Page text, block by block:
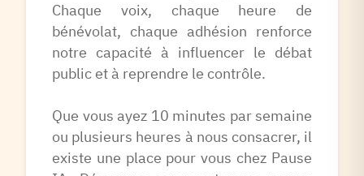
Chaque voix, chaque heure de
bénévolat, chaque adhésion renforce
notre capacité à influencer le débat
public et à reprendre le contrôle.
Que vous ayez 10 minutes par semaine
ou plusieurs heures à nous consacrer, il
existe une place pour vous chez Pause